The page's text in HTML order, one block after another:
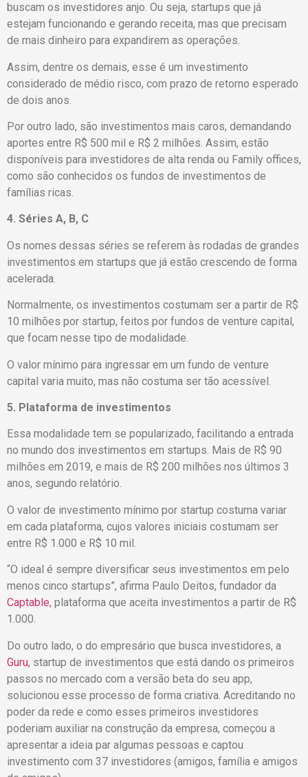
buscam os investidores anjo. Ou seja, startups que já
estejam funcionando e gerando receita, mas que precisam
de mais dinheiro para expandirem as operações.
Assim, dentre os demais, esse é um investimento
considerado de médio risco, com prazo de retorno esperado
de dois anos.
Por outro lado, são investimentos mais caros, demandando
aportes entre R$ 500 mil e R$ 2 milhões. Assim, estão
disponíveis para investidores de alta renda ou Family offices,
como são conhecidos os fundos de investimentos de
famílias ricas.
4. Séries A, B, C
Os nomes dessas séries se referem às rodadas de grandes
investimentos em startups que já estão crescendo de forma
acelerada.
Normalmente, os investimentos costumam ser a partir de R$
10 milhões por startup, feitos por fundos de venture capital,
que focam nesse tipo de modalidade.
O valor mínimo para ingressar em um fundo de venture
capital varia muito, mas não costuma ser tão acessível.
5. Plataforma de investimentos
Essa modalidade tem se popularizado, facilitando a entrada
no mundo dos investimentos em startups. Mais de R$ 90
milhões em 2019, e mais de R$ 200 milhões nos últimos 3
anos, segundo relatório.
O valor de investimento mínimo por startup costuma variar
em cada plataforma, cujos valores iniciais costumam ser
entre R$ 1.000 e R$ 10 mil.
“O ideal é sempre diversificar seus investimentos em pelo
menos cinco startups”, afirma Paulo Deitos, fundador da
Captable, plataforma que aceita investimentos a partir de R$
1.000.
Do outro lado, o do empresário que busca investidores, a
Guru, startup de investimentos que está dando os primeiros
passos no mercado com a versão beta do seu app,
solucionou esse processo de forma criativa. Acreditando no
poder da rede e como esses primeiros investidores
poderiam auxiliar na construção da empresa, começou a
apresentar a ideia par algumas pessoas e captou
investimento com 37 investidores (amigos, família e amigos